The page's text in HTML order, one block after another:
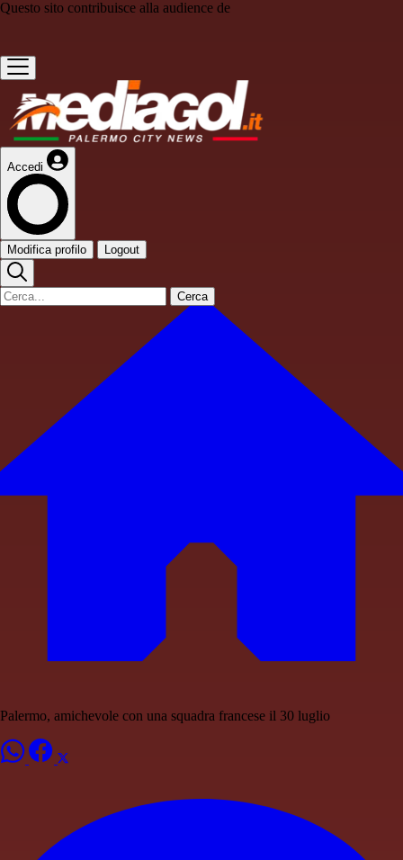
Questo sito contribuisce alla audience de
Accedi
Modifica profilo Logout
Cerca
Palermo, amichevole con una squadra francese il 30 luglio